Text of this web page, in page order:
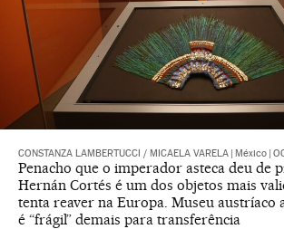
CONSTANZA LAMBERTUCCI / MICAELA VARELA México
Penacho que o imperador asteca deu de
Hernán Cortés é um dos objetos mais
tenta reaver na Europa. Museu austríaco
é “frágil” demais para transferência